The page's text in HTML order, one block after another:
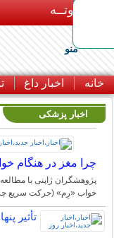
بـیتوتــه
منو
خانه اخبار داغ
اخبار پزشکی
چرا مغز در هنگام
پژوهشگران ژاپنی با
خواب «رِم» (حرکت سریع
تأثیر